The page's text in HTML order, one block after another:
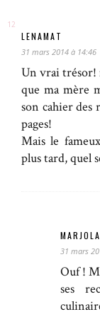
LENAMAT
31 mars 2014 à 14:46
Un vrai trésor!
que ma mère
son cahier des
pages!
Mais le
plus tard, quel
31 mars
Ouf !
ses